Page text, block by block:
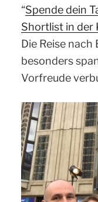
“Spende dein
Shortlist in der
Die Reise nach
besonders
Vorfreude